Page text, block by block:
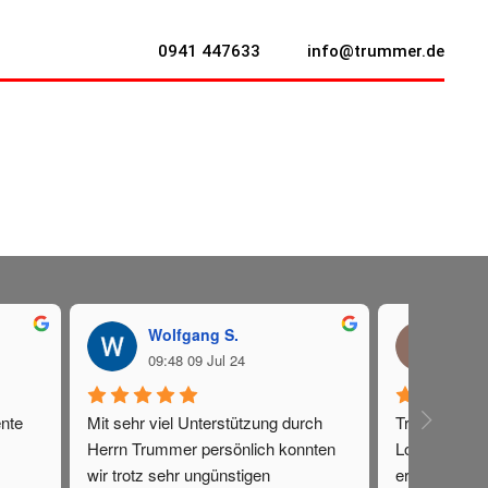
0941 447633 info@trummer.de
Wolfgang S.
09:48 09 Jul 24
Mit sehr viel Unterstützung durch
Herrn Trummer persönlich konnten
wir trotz sehr ungünstigen
Trummer
erfolgreich